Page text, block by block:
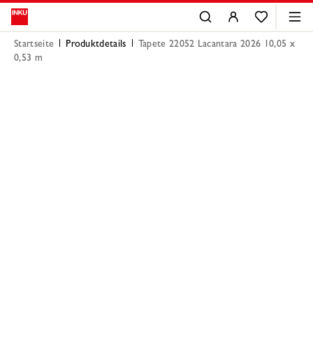
Startseite Produktdetails
Tapete 22052 Lacantara 2026 10,05 x
0,53 m